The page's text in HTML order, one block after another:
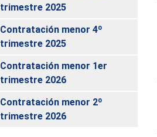
trimestre 2025
Contratación menor 4º
trimestre 2025
Contratación menor 1er
trimestre 2026
Contratación menor 2º
trimestre 2026